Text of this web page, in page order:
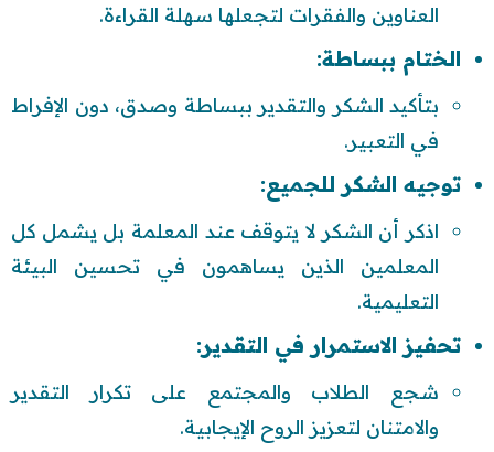
العناوين والفقرات لتجعلها سهلة القراءة.
الختام ببساطة:
بتأكيد الشكر والتقدير ببساطة وصدق، دون الإفراط
في التعبير.
توجيه الشكر للجميع:
اذكر أن الشكر لا يتوقف عند المعلمة بل يشمل كل
المعلمين الذين يساهمون في تحسين البيئة
التعليمية.
تحفيز الاستمرار في التقدير:
شجع الطلاب والمجتمع على تكرار التقدير
والامتنان لتعزيز الروح الإيجابية.